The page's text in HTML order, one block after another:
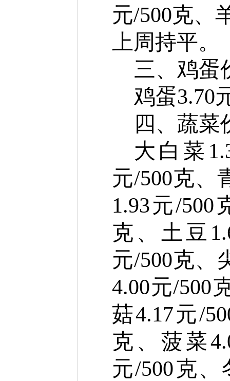
元/500克、
上周持平。
三、鸡蛋
鸡蛋3.70
四、蔬菜
大白菜
元/500克、
1.93元/500
克、土豆1.
元/500克、
4.00元/500
菇4.17元/
克、菠菜
元/500克、